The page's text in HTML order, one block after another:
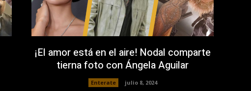
¡El amor está en el aire! Nodal comparte
tierna foto con Ángela Aguilar
Enterate julio 8, 2024